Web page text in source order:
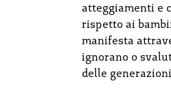
atteggiamenti e
rispetto ai
manifesta
ignorano o
delle